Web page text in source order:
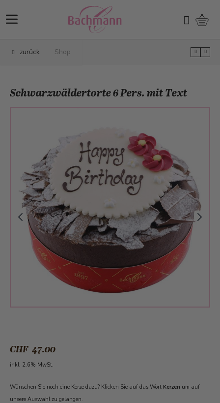
Suchen
zurück Shop
Schwarzwäldertorte 6 Pers. mit Text
CHF 47.00
inkl. 2.6% MwSt.
Wünschen Sie noch eine Kerze dazu? Klicken Sie auf das Wort Kerzen um auf
unsere Auswahl zu gelangen.